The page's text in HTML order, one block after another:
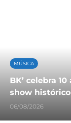
MÚSICA
BK’ celebra
show
06/08/2026